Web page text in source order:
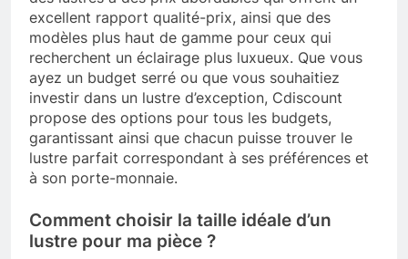
excellent rapport qualité-prix, ainsi que des
modèles plus haut de gamme pour ceux qui
recherchent un éclairage plus luxueux. Que vous
ayez un budget serré ou que vous souhaitiez
investir dans un lustre d’exception, Cdiscount
propose des options pour tous les budgets,
garantissant ainsi que chacun puisse trouver le
lustre parfait correspondant à ses préférences et
à son porte-monnaie.
Comment choisir la taille idéale d’un
lustre pour ma pièce ?